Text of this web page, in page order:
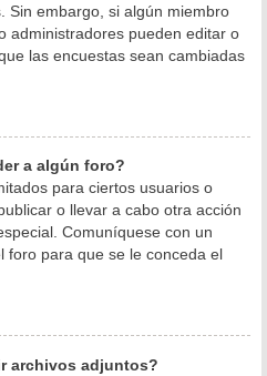
Sin embargo, si algún miembro
administradores pueden editar o
las encuestas sean cambiadas
a algún foro?
para ciertos usuarios o
o llevar a cabo otra acción
Comuníquese con un
foro para que se le conceda el
archivos adjuntos?